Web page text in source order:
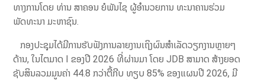
ທາງການໂດຍ ທ່ານ ສາຄອນ ຍໍພັນໄຊ ຜູ້ອໍານວຍການ ທະນາຄານຮ່ວມ
ພັດທະນາ ມະຫາຊົນ.
ກອງປະຊຸມໄດ້ມີການຮັບຟັງການລາຍງານເຖິງຜົນສຳເລັດວຽກງານຫຼາຍໆ
ດ້ານ, ໃນໄຕມາດ I ຂອງປີ 2026 ທີ່ຜ່ານມາ ໂດຍ JDB ສາມາດ ສ້າງຍອດ
ຊັບສິນລວມມູນຄ່າ 44.8 ກວ່າຕື້ກີບ ທຽບ 85% ຂອງແຜນປີ 2026, ມີ